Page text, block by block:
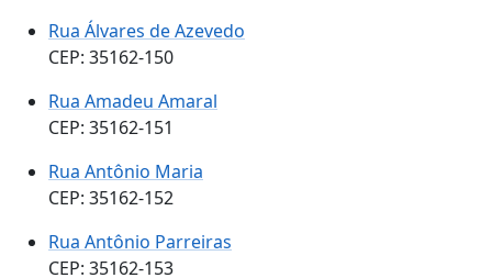
Rua Álvares de Azevedo
CEP: 35162-150
Rua Amadeu Amaral
CEP: 35162-151
Rua Antônio Maria
CEP: 35162-152
Rua Antônio Parreiras
CEP: 35162-153